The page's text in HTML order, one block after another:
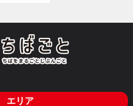
エリア